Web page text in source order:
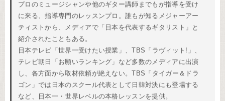
プロのミュージシャンや他のギター講師までもが指導を受け
に来る、指導専門のレッスンプロ。誰もが知るメジャーアー
ティストから、メディアで「日本を代表するギタリスト」と
紹介されたこともある。
日本テレビ「世界一受けたい授業」、TBS「ラヴィット!」、
テレビ朝日「お願いランキング」など多数のメディアに出演
し、各方面から取材依頼が絶えない。TBS「タイガー＆ドラ
ゴン」では日本のスクール代表として日韓対決にも登場する
など、日本一・世界レベルの本格レッスンを提供。